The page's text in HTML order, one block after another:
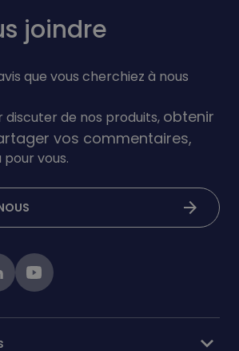
joindre
que vous cherchiez à nous
discuter de nos produits, obtenir
vos commentaires,
vous.
arrow_forward
Youtube
expand_more